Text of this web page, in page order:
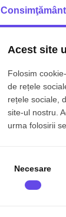
Teren
langa
Brownfield
Cetatii
Consimţământ
Acest site
Folosim
de rețele
rețele sociale,
site-ul nostru.
urma folosirii
Necesare